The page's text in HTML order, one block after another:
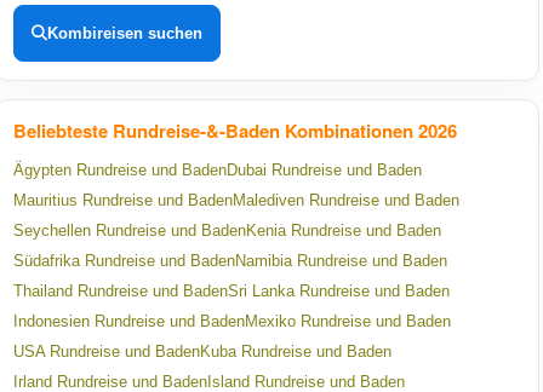
Kombireisen suchen
Beliebteste Rundreise-&-Baden Kombinationen 2026
Ägypten Rundreise und BadenDubai Rundreise und Baden
Mauritius Rundreise und BadenMalediven Rundreise und Baden
Seychellen Rundreise und BadenKenia Rundreise und Baden
Südafrika Rundreise und BadenNamibia Rundreise und Baden
Thailand Rundreise und BadenSri Lanka Rundreise und Baden
Indonesien Rundreise und BadenMexiko Rundreise und Baden
USA Rundreise und BadenKuba Rundreise und Baden
Irland Rundreise und BadenIsland Rundreise und Baden